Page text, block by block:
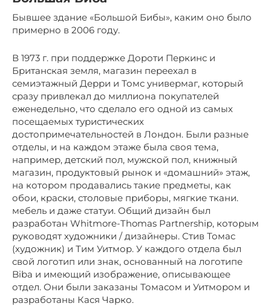
Бывшее здание «Большой Бибы», каким оно было
примерно в 2006 году.
В 1973 г. при поддержке Дороти Перкинс и
Британская земля, магазин переехал в
семиэтажный Дерри и Томс универмаг, который
сразу привлекал до миллиона покупателей
еженедельно, что сделало его одной из самых
посещаемых туристических
достопримечательностей в Лондон. Были разные
отделы, и на каждом этаже была своя тема,
например, детский пол, мужской пол, книжный
магазин, продуктовый рынок и «домашний» этаж,
на котором продавались такие предметы, как
обои, краски, столовые приборы, мягкие ткани.
мебель и даже статуи. Общий дизайн был
разработан Whitmore-Thomas Partnership, которым
руководят художники / дизайнеры. Стив Томас
(художник) и Тим Уитмор. У каждого отдела был
свой логотип или знак, основанный на логотипе
Biba и имеющий изображение, описывающее
отдел. Они были заказаны Томасом и Уитмором и
разработаны Кася Чарко.